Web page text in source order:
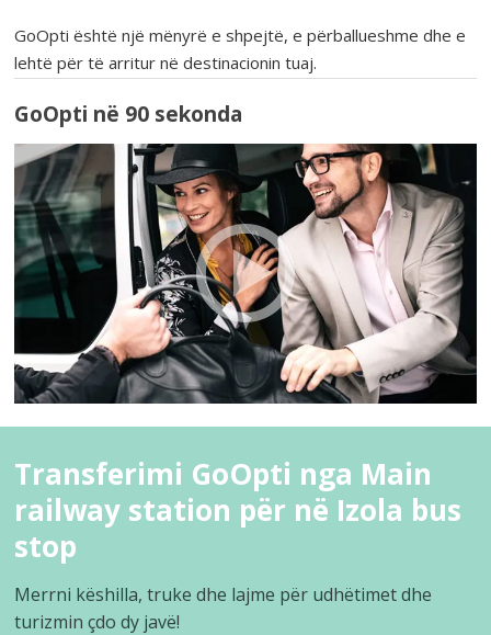
GoOpti është një mënyrë e shpejtë, e përballueshme dhe e
lehtë për të arritur në destinacionin tuaj.
GoOpti në 90 sekonda
Transferimi GoOpti nga Main
railway station për në Izola bus
stop
Merrni këshilla, truke dhe lajme për udhëtimet dhe
turizmin çdo dy javë!